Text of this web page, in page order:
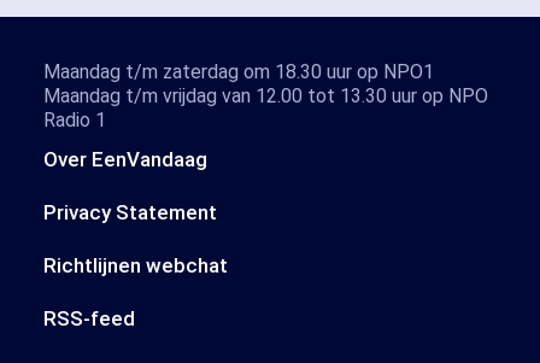
Over EenVandaag
Privacy Statement
Richtlijnen webchat
RSS-feed
Maandag t/m zaterdag om 18.30 uur op NPO1
Maandag t/m vrijdag van 12.00 tot 13.30 uur op NPO
Radio 1